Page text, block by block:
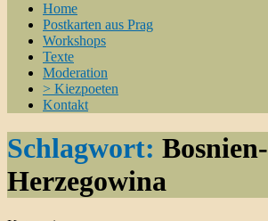
Home
Postkarten aus Prag
Workshops
Texte
Moderation
> Kiezpoeten
Kontakt
Schlagwort: Bosnien-
Herzegowina